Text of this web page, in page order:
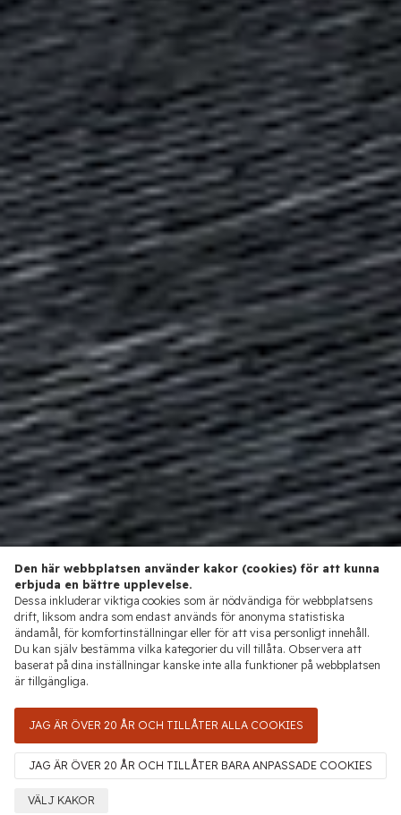
Den här webbplatsen använder kakor (cookies) för att kunna
erbjuda en bättre upplevelse.
Dessa inkluderar viktiga cookies som är nödvändiga för webbplatsens
drift, liksom andra som endast används för anonyma statistiska
ändamål, för komfortinställningar eller för att visa personligt innehåll.
Du kan själv bestämma vilka kategorier du vill tillåta. Observera att
baserat på dina inställningar kanske inte alla funktioner på webbplatsen
är tillgängliga.
JAG ÄR ÖVER 20 ÅR OCH TILLÅTER ALLA COOKIES
JAG ÄR ÖVER 20 ÅR OCH TILLÅTER BARA ANPASSADE COOKIES
VÄLJ KAKOR